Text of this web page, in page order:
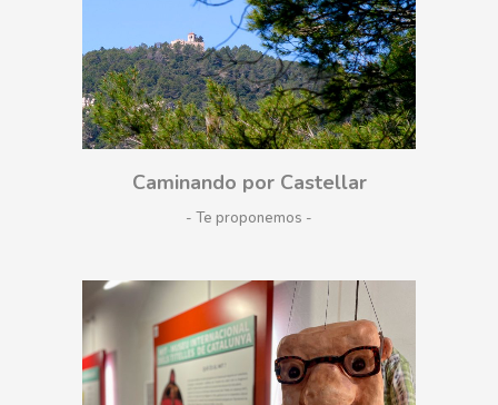
Caminando por Castellar
- Te proponemos